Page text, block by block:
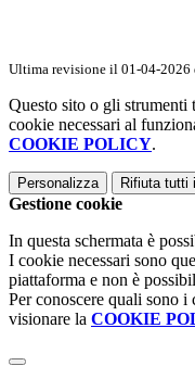
Ultima revisione il 01-04-2026
Questo sito o gli strumenti
cookie necessari al
COOKIE POLICY.
Personalizza Rifiuta tutti
Gestione cookie
In questa schermata è
I cookie necessari sono
piattaforma e non è
Per conoscere quali sono i
visionare la COOKIE